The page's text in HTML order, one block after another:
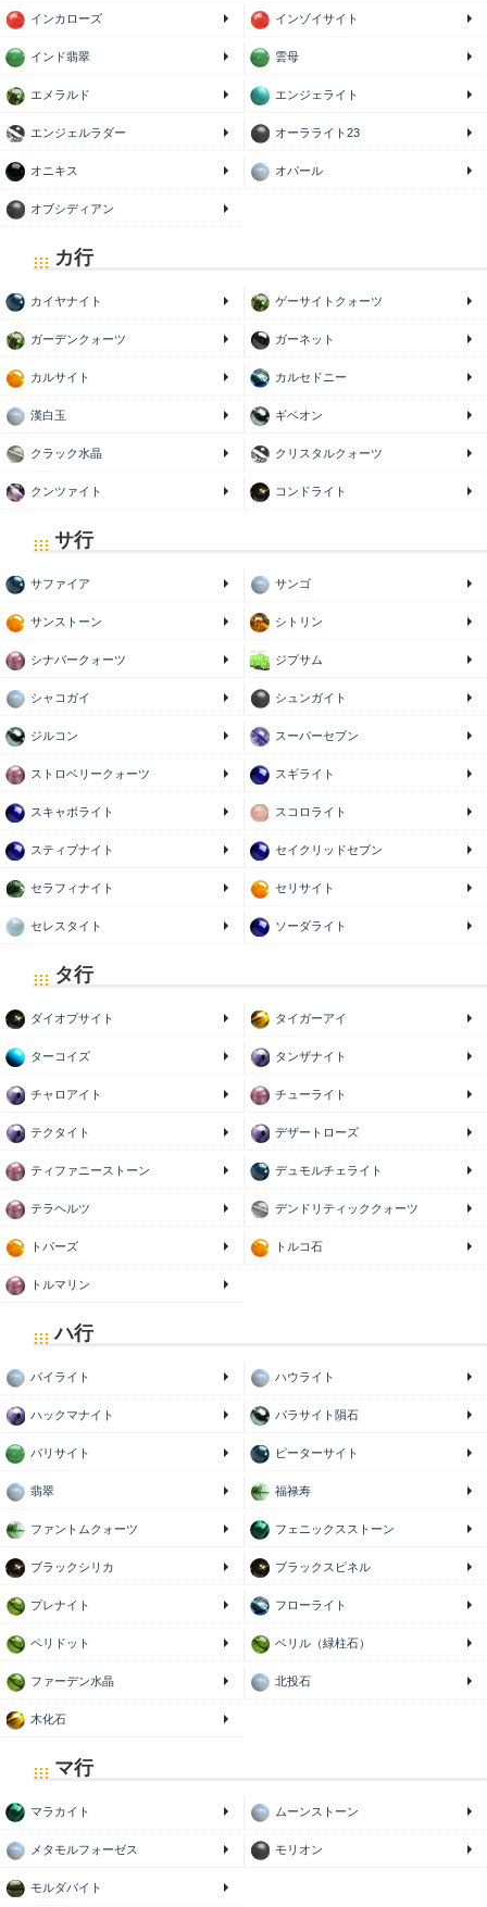
インカローズ インゾイサイト
インド翡翠 雲母
エメラルド エンジェライト
エンジェルラダー オーラライト23
オニキス オパール
オブシディアン
カ行
カイヤナイト ゲーサイトクォーツ
ガーデンクォーツ ガーネット
カルサイト カルセドニー
漢白玉 ギベオン
クラック水晶 クリスタルクォーツ
クンツァイト コンドライト
サ行
サファイア サンゴ
サンストーン シトリン
シナバークォーツ ジプサム
シャコガイ シュンガイト
ジルコン スーパーセブン
ストロベリークォーツ スギライト
スキャポライト スコロライト
スティブナイト セイクリッドセブン
セラフィナイト セリサイト
セレスタイト ソーダライト
タ行
ダイオプサイト タイガーアイ
ターコイズ タンザナイト
チャロアイト チューライト
テクタイト デザートローズ
ティファニーストーン デュモルチェライト
テラヘルツ デンドリティッククォーツ
トパーズ トルコ石
トルマリン
ハ行
パイライト ハウライト
ハックマナイト パラサイト隕石
バリサイト ピーターサイト
翡翠 福禄寿
ファントムクォーツ フェニックスストーン
ブラックシリカ ブラックスピネル
プレナイト フローライト
ペリドット ベリル（緑柱石）
ファーデン水晶 北投石
木化石
マ行
マラカイト ムーンストーン
メタモルフォーゼス モリオン
モルダバイト